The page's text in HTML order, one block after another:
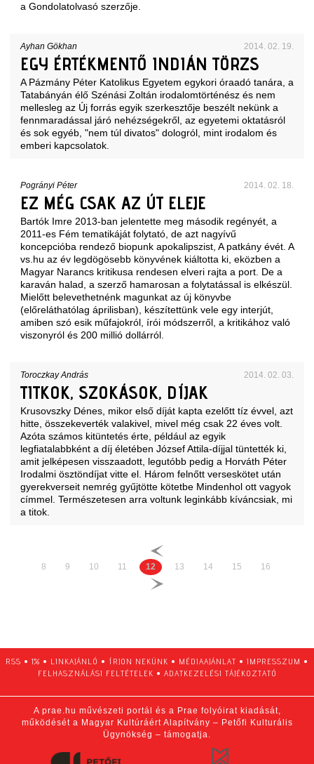
a Gondolatolvasó szerzője.
Ayhan Gökhan 2014. 02. 19.
EGY ÉRTÉKMENTŐ INDIÁN TÖRZS
A Pázmány Péter Katolikus Egyetem egykori óraadó tanára, a
Tatabányán élő Szénási Zoltán irodalomtörténész és nem
mellesleg az Új forrás egyik szerkesztője beszélt nekünk a
fennmaradással járó nehézségekről, az egyetemi oktatásról
és sok egyéb, "nem túl divatos" dologról, mint irodalom és
emberi kapcsolatok.
Pogrányi Péter 2014. 02. 18.
EZ MÉG CSAK AZ ÚT ELEJE
Bartók Imre 2013-ban jelentette meg második regényét, a
2011-es Fém tematikáját folytató, de azt nagyívű
koncepcióba rendező biopunk apokalipszist, A patkány évét. A
vs.hu az év legdögösebb könyvének kiáltotta ki, eközben a
Magyar Narancs kritikusa rendesen elveri rajta a port. De a
karaván halad, a szerző hamarosan a folytatással is elkészül.
Mielőtt belevethetnénk magunkat az új könyvbe
(előreláthatólag áprilisban), készítettünk vele egy interjút,
amiben szó esik műfajokról, írói módszerről, a kritikához való
viszonyról és 200 millió dollárról.
Toroczkay András 2014. 02. 03.
TITKOK, SZOKÁSOK, DÍJAK
Krusovszky Dénes, mikor első díját kapta ezelőtt tíz évvel, azt
hitte, összekeverték valakivel, mivel még csak 22 éves volt.
Azóta számos kitüntetés érte, például az egyik
legfiatalabbként a díj életében József Attila-díjjal tüntették ki,
amit jelképesen visszaadott , legutóbb pedig a Horváth Péter
Irodalmi ösztöndíjat vitte el. Három felnőtt verseskötet után
gyerekverseit nemrég gyűjtötte kötetbe Mindenhol ott vagyok
címmel. Természetesen arra voltunk leginkább kíváncsiak, mi
a titok.
8 9 10 11 12 13 14 15 16
RSS • 1% • LINKAJÁNLÓ • ÍRJON NEKÜNK • MÉDIAAJÁNLAT • IMPRESSZUM •
FELHASZNÁLÁSI FELTÉTELEK • ADATKEZELÉSI TÁJÉKOZTATÓ
A prae.hu művészeti portál és a Prae folyóirat kiadását,
működését a Magyar Kultúráért Alapítvány – Petőfi Kulturális
Ügynökség – támogatja.